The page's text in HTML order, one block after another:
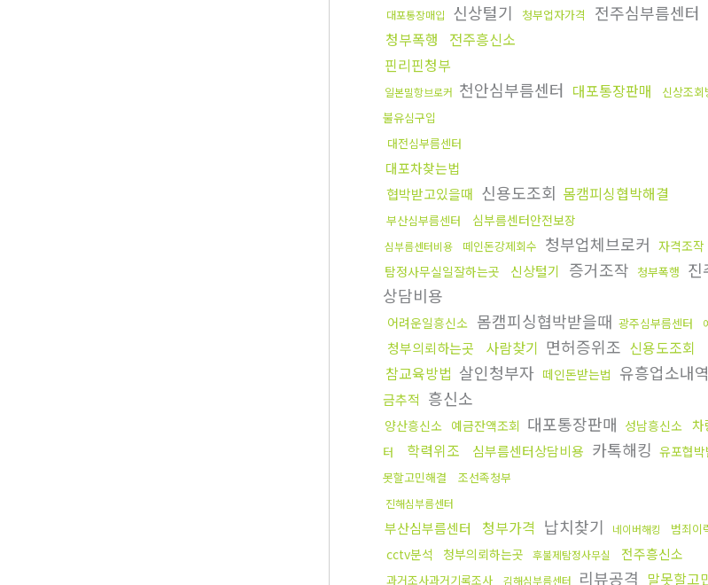
대포통장매입 신상털기 청부업자가격 전주심부름센터
청부폭행
전주흥신소
핀리핀청부
일본밀항브로커 천안심부름센터 대포통장판매 신상조회
불유심구입
대전심부름센터
대포차찾는법
협박받고있을때 신용도조회 몸캠피싱협박해결
부산심부름센터 심부름센터안전보장
심부름센터비용 떼인돈강제회수 청부업체브로커 자격조작
탐정사무실일잘하는곳
신상털기 증거조작 청부폭행 진
상담비용
어려운일흥신소 몸캠피싱협박받을때 광주심부름센터
청부의뢰하는곳 사람찾기 면허증위조 신용도조회
참교육방법 살인청부자 떼인돈받는법 유흥업소내역
금추적 흥신소
양산흥신소 예금잔액조회 대포통장판매 성남흥신소 차
터
학력위조 심부름센터상담비용 카톡해킹 유포협
못할고민해결
조선족청부
진해심부름센터
부산심부름센터 청부가격 납치찾기 네이버해킹 범죄이
cctv분석 청부의뢰하는곳 후불제탐정사무실 전주흥신소
과거조사과거기록조사 김해심부름센터 리뷰공격 말못할고